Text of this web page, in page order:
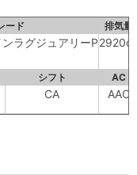
ード 排気量
ラグジュアリーP
シフト AC
CA AAC